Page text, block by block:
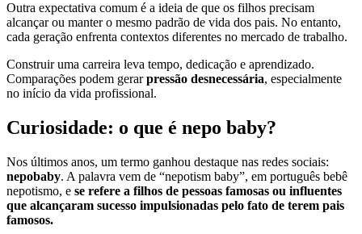
Outra expectativa comum é a ideia de que os filhos precisam
alcançar ou manter o mesmo padrão de vida dos pais. No entanto,
cada geração enfrenta contextos diferentes no mercado de trabalho.
Construir uma carreira leva tempo, dedicação e aprendizado.
Comparações podem gerarpressão desnecessária, especialmente
no início da vida profissional.
Curiosidade: o que é nepo baby?
Nos últimos anos, um termo ganhou destaque nas redes sociais:
nepobaby. A palavra vem de “nepotism baby”, em português bebê
nepotismo, e se refere a filhos de pessoas famosas ou influentes
que alcançaram sucesso impulsionadas pelo fato de terem pais
famosos.